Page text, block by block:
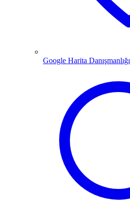
Google Harita Danışmanlığı